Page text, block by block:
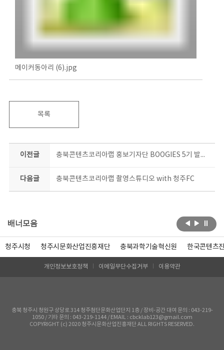
메이커동아리 (6).jpg
목록
이전글 충북콘텐츠코리아랩 홍보기자단 BOOGIES 5기 발대식
다음글 충북콘텐츠코리아랩 촬영스튜디오 with 청주FC
배너모음
청주시청 청주시문화산업진흥재단 충북과학기술혁신원 한국콘텐츠
개인정보보호정책 이메일무단수집거부 이용약관
충북 청주시 청원구 상당로 314 청주첨단문화산업단지 1층 / 장비-공간 대여 문의 : 043-219-
1050 / 기타 문의 : 043-219-1144 / EMAIL : cbcklab123@gmail.com
COPYRIGHT (c) 2020 청주시문화산업진흥재단 ALL RIGHTS RESERVED.